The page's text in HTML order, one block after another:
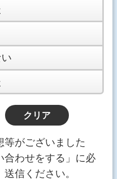
等がございました
合わせをする」に必
信ください。